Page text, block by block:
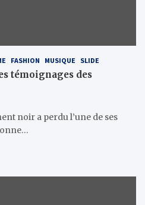
FASHION MUSIQUE SLIDE
témoignages des
noir a perdu l’une de ses